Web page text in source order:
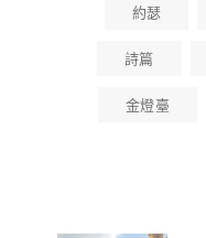
約瑟
詩篇
金燈臺